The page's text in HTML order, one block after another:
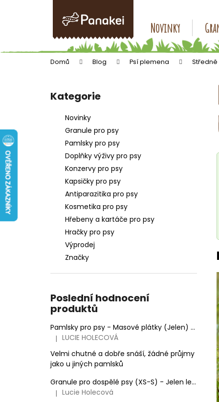
Novinky
Domů Blog Psí plemena
Přeskočit
kategorie
Kategorie
Novinky
Granule pro psy
Pamlsky pro psy
Doplňky výživy pro psy
Konzervy pro psy
Kapsičky pro psy
Antiparazitika pro psy
Kosmetika pro psy
Hřebeny a kartáče pro psy
Hračky pro psy
Výprodej
Značky
Poslední hodnocení
produktů
Pamlsky pro psy - Masové plátky (Jelen)
Hodnocení produktu je 5 z 5 hvězdiček.
| LUCIE HOLECOVÁ
Velmi chutné a dobře snáší, žádné průjmy
jako u jiných pamlsků
Granule pro dospělé psy (XS-S) - Jelen lesní (SENSITIVE) 3kg
Hodnocení produktu je 5 z 5 hvězdiček.
| Lucie Holecová
k
obchodu
obchodu